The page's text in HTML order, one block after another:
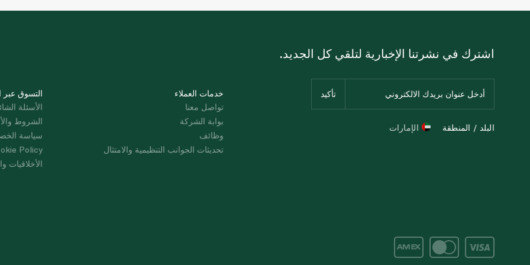
التسوق عبر
الأسئلة
الشروط
سياسة
Policy
الأخلاقيات
خدمات العملاء
تواصل معنا
بوابة الشركة
وظائف
تحديثات الجوانب التنظيمية والامتثال
اشترك في نشرتنا الإخبارية لتلقي كل الجديد.
البلد / المنطقة الإمارات